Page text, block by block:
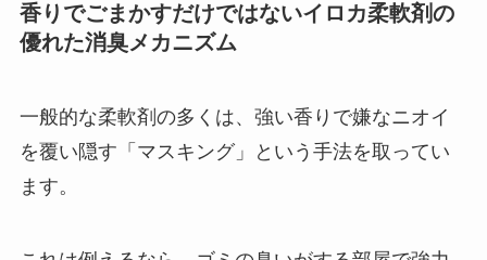
香りでごまかすだけではないイロカ柔軟剤の
優れた消臭メカニズム
一般的な柔軟剤の多くは、強い香りで嫌なニオイ
を覆い隠す「マスキング」という手法を取ってい
ます。